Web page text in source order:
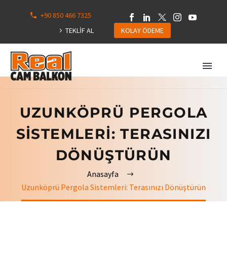
+90 850 466 7325
TEKLİF AL
KOLAY ÖDEME
UZUNKÖPRÜ PERGOLA
SISTEMLERI: TERASINIZI
DÖNÜŞTÜRÜN
Anasayfa
Uzunköprü Pergola Sistemleri: Terasınızı Dönüştürün
113
Hepsini
Göster